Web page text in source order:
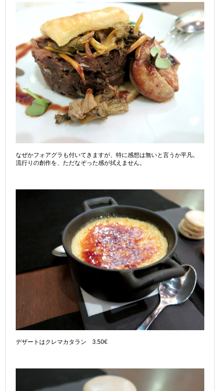
なぜかフォアグラも付いてきますが、特に感想は無いと言うか平凡。
流行りの創作を、ただなぞった感が拭えません。
デザートはクレマカタラン 3.50€